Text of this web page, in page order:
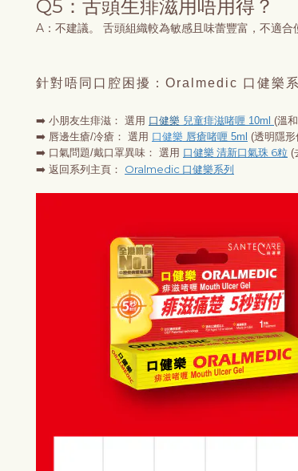
Q5：舌頭生痱滋用唔用得？
A：不建議。 舌頭組織較為敏感且味蕾豐富，不適合
針對唔同口腔困擾：Oralmedic 口健樂
➡️ 小朋友生痱滋： 選用 口健樂 兒童痱滋啫喱 10ml (溫
➡️ 唇邊生瘡/冷瘡： 選用 口健樂 唇瘡啫喱 5ml (透明隱
➡️ 口氣問題/戴口罩異味： 選用 口健樂 清新口氣珠 6粒 (
➡️ 返回系列主頁： Oralmedic 口健樂系列